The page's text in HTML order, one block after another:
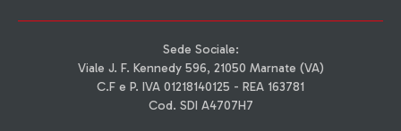
Sede Sociale:
Viale J. F. Kennedy 596, 21050 Marnate (VA)
C.F e P. IVA 01218140125 - REA 163781
Cod. SDI A4707H7